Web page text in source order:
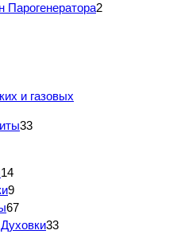
Парогенератора2
и газовых
33
14
9
67
33